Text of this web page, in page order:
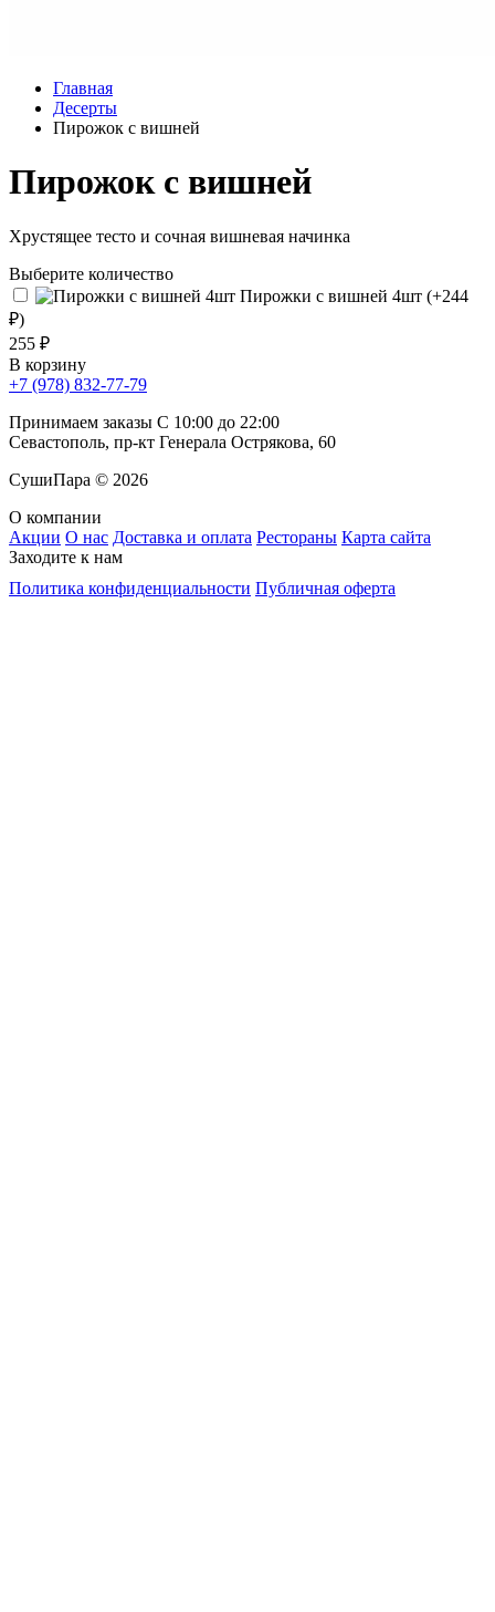
Главная
Десерты
Пирожок с вишней
Пирожок с вишней
Хрустящее тесто и сочная вишневая начинка
Выберите количество
Пирожки с вишней 4шт (+244
₽)
255 ₽
В корзину
+7 (978) 832-77-79
Принимаем заказы С 10:00 до 22:00
Севастополь, пр-кт Генерала Острякова, 60
СушиПара © 2026
О компании
Акции О нас Доставка и оплата Рестораны Карта сайта
Заходите к нам
Политика конфиденциальности Публичная оферта